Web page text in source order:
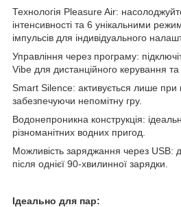
Технологія Pleasure Air:
інтенсивності та 6 унікальними
імпульсів для індивідуального
Управління через програму:
Vibe для дистанційного керування та
Smart Silence: активується лише при
забезпечуючи непомітну гру.
Водонепроникна конструкція:
різноманітних водних пригод.
Можливість заряджання через USB:
після однієї 90-хвилинної зарядки.
Ідеально для пар: